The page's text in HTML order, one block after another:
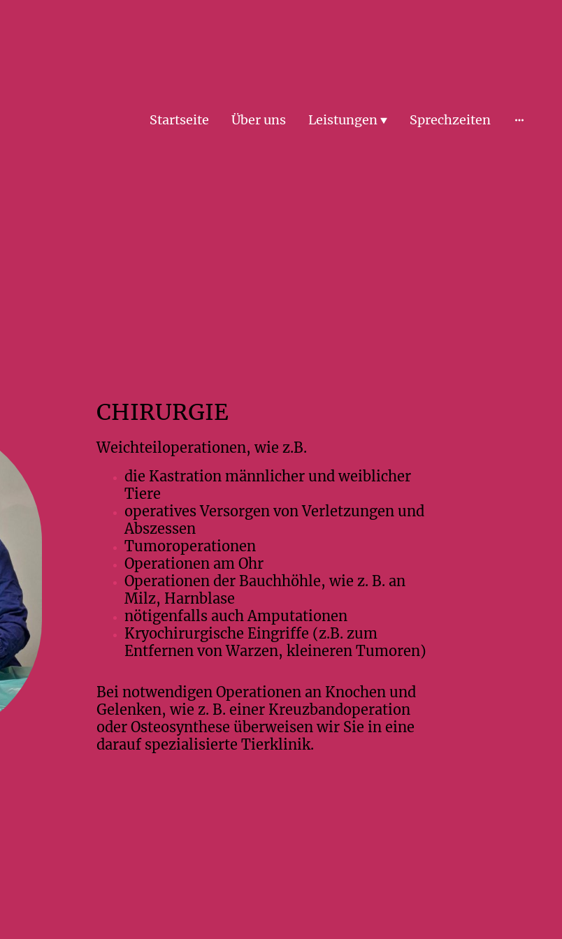
Startseite Über uns Leistungen Sprechzeiten
CHIRURGIE
Weichteiloperationen, wie z.B.
die Kastration männlicher und weiblicher
Tiere
operatives Versorgen von Verletzungen und
Abszessen
Tumoroperationen
Operationen am Ohr
Operationen der Bauchhöhle, wie z. B. an
Milz, Harnblase
nötigenfalls auch Amputationen
Kryochirurgische Eingriffe (z.B. zum
Entfernen von Warzen, kleineren Tumoren)
Bei notwendigen Operationen an Knochen und
Gelenken, wie z. B. einer Kreuzbandoperation
oder Osteosynthese überweisen wir Sie in eine
darauf spezialisierte Tierklinik.